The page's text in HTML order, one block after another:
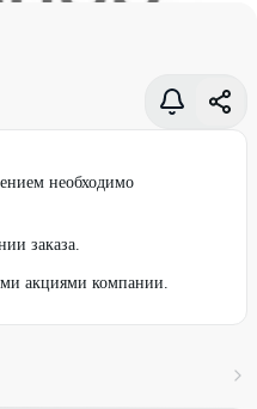
до 25% - Hollyshop в
необходимо
заказа.
акциями компании.